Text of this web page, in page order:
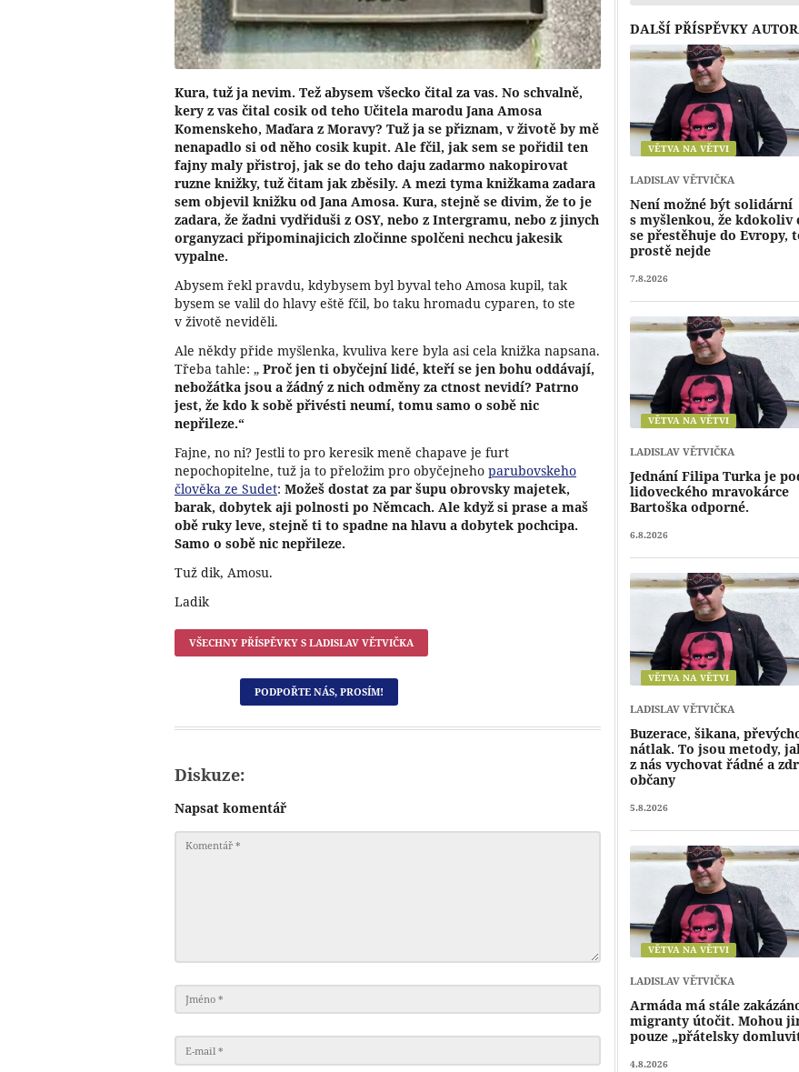
Kura, tuž ja nevim. Tež abysem všecko čital za vas. No schvalně,
kery z vas čital cosik od teho Učitela marodu Jana Amosa
Komenskeho, Maďara z Moravy? Tuž ja se přiznam, v životě by mě
nenapadlo si od něho cosik kupit. Ale fčil, jak sem se pořidil ten
fajny maly přistroj, jak se do teho daju zadarmo nakopirovat
ruzne knižky, tuž čitam jak zběsily. A mezi tyma knižkama zadara
sem objevil knižku od Jana Amosa. Kura, stejně se divim, že to je
zadara, že žadni vydřiduši z OSY, nebo z Intergramu, nebo z jinych
organyzaci připominajicich zločinne spolčeni nechcu jakesik
vypalne.
Abysem řekl pravdu, kdybysem byl byval teho Amosa kupil, tak
bysem se valil do hlavy eště fčil, bo taku hromadu cyparen, to ste
v životě neviděli.
Ale někdy přide myšlenka, kvuliva kere byla asi cela knižka napsana.
Třeba tahle: „ Proč jen ti obyčejní lidé, kteří se jen bohu oddávají,
nebožátka jsou a žádný z nich odměny za ctnost nevidí? Patrno
jest, že kdo k sobě přivésti neumí, tomu samo o sobě nic
nepřileze.“
Fajne, no ni? Jestli to pro keresik meně chapave je furt
nepochopitelne, tuž ja to přeložim pro obyčejneho parubovskeho
člověka ze Sudet: Možeš dostat za par šupu obrovsky majetek,
barak, dobytek aji polnosti po Němcach. Ale když si prase a maš
obě ruky leve, stejně ti to spadne na hlavu a dobytek pochcipa.
Samo o sobě nic nepřileze.
Tuž dik, Amosu.
Ladik
VŠECHNY PŘÍSPĚVKY S LADISLAV VĚTVIČKA
PODPOŘTE NÁS, PROSÍM!
Diskuze:
Napsat komentář
DALŠÍ PŘÍSPĚVKY
VĚTVA NA VĚTVI
LADISLAV VĚTVIČKA
Není možné být solidární
s myšlenkou, že kdokoliv
se přestěhuje do Evropy,
prostě nejde
7.8.2026
VĚTVA NA VĚTVI
LADISLAV VĚTVIČKA
Jednání Filipa Turka je
lidoveckého mravokárce
Bartoška odporné.
6.8.2026
VĚTVA NA VĚTVI
LADISLAV VĚTVIČKA
Buzerace, šikana,
nátlak. To jsou metody,
z nás vychovat řádné a
občany
5.8.2026
VĚTVA NA VĚTVI
LADISLAV VĚTVIČKA
Armáda má stále
migranty útočit. Mohou
pouze „přátelsky
4.8.2026